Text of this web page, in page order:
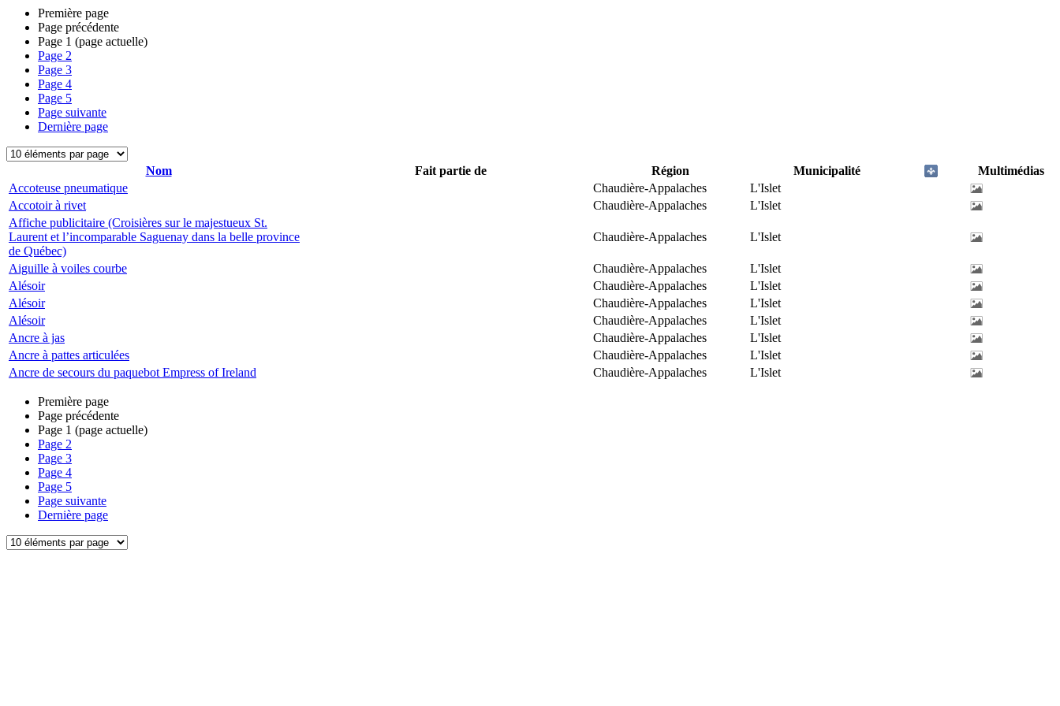
Première page
Page précédente
Page 1 (page actuelle)
Page 2
Page 3
Page 4
Page 5
Page suivante
Dernière page
Nom Fait partie de Région Municipalité
Multimédias
Accoteuse pneumatique
Chaudière-Appalaches
L'Islet
Accotoir à rivet
Chaudière-Appalaches
L'Islet
Affiche publicitaire (Croisières sur le majestueux St.
Laurent et l’incomparable Saguenay dans la belle province
de Québec)
Chaudière-Appalaches L'Islet
Aiguille à voiles courbe Chaudière-Appalaches
L'Islet
Alésoir
Chaudière-Appalaches
L'Islet
Alésoir
Chaudière-Appalaches
L'Islet
Alésoir
Chaudière-Appalaches
L'Islet
Ancre à jas
Chaudière-Appalaches
L'Islet
Ancre à pattes articulées
Chaudière-Appalaches
L'Islet
Ancre de secours du paquebot Empress of Ireland
Chaudière-Appalaches L'Islet
Première page
Page précédente
Page 1 (page actuelle)
Page 2
Page 3
Page 4
Page 5
Page suivante
Dernière page